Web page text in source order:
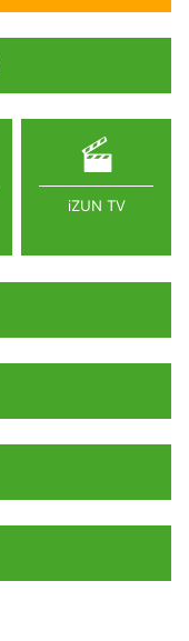
iZUN TV